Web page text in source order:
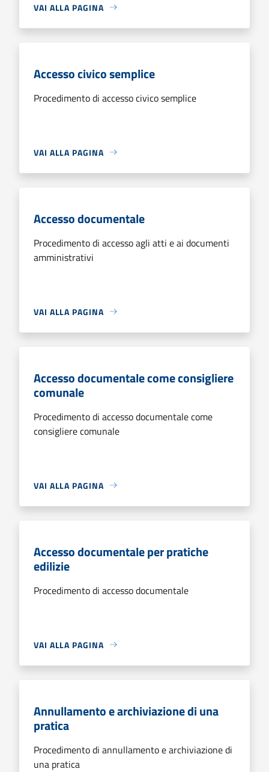
VAI ALLA PAGINA
Accesso civico semplice
Procedimento di accesso civico semplice
VAI ALLA PAGINA
Accesso documentale
Procedimento di accesso agli atti e ai documenti
amministrativi
VAI ALLA PAGINA
Accesso documentale come consigliere
comunale
Procedimento di accesso documentale come
consigliere comunale
VAI ALLA PAGINA
Accesso documentale per pratiche
edilizie
Procedimento di accesso documentale
VAI ALLA PAGINA
Annullamento e archiviazione di una
pratica
Procedimento di annullamento e archiviazione di
una pratica